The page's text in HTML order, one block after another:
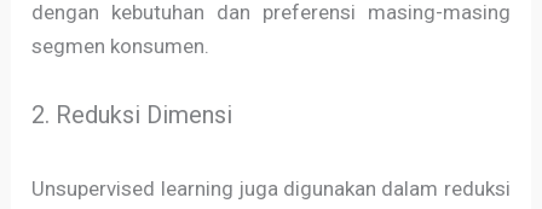
dengan kebutuhan dan preferensi masing-masing
segmen konsumen.
2. Reduksi Dimensi
Unsupervised learning juga digunakan dalam reduksi